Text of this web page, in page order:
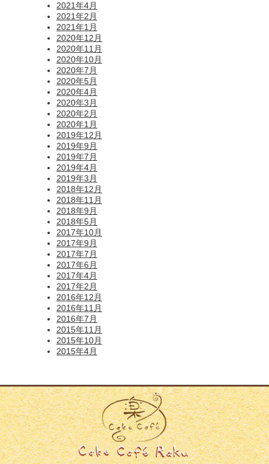
2021年4月
2021年2月
2021年1月
2020年12月
2020年11月
2020年10月
2020年7月
2020年5月
2020年4月
2020年3月
2020年2月
2020年1月
2019年12月
2019年9月
2019年7月
2019年4月
2019年3月
2018年12月
2018年11月
2018年9月
2018年5月
2017年10月
2017年9月
2017年7月
2017年6月
2017年4月
2017年2月
2016年12月
2016年11月
2016年7月
2015年11月
2015年10月
2015年4月